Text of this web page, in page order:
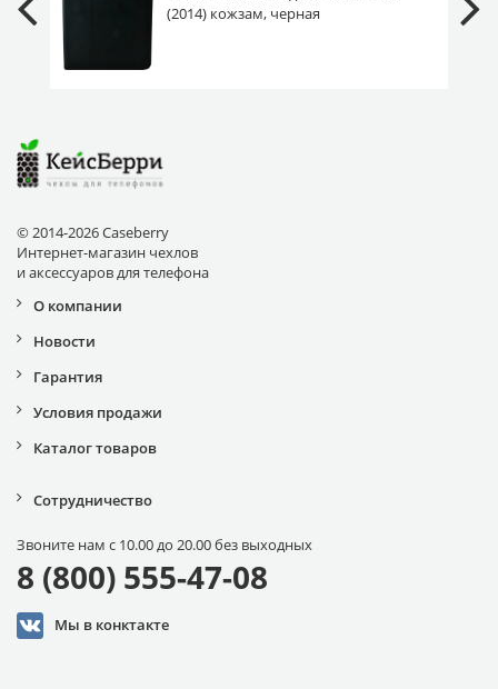
(2014) кожзам, черная
© 2014-2026 Caseberry
Интернет-магазин чехлов
и аксессуаров для телефона
О компании
Новости
Гарантия
Условия продажи
Каталог товаров
Сотрудничество
Звоните нам с 10.00 до 20.00 без выходных
8 (800) 555-47-08
Мы в конктакте